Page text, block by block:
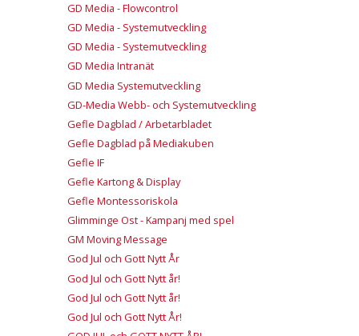
GD Media - Flowcontrol
GD Media - Systemutveckling
GD Media - Systemutveckling
GD Media Intranät
GD Media Systemutveckling
GD-Media Webb- och Systemutveckling
Gefle Dagblad / Arbetarbladet
Gefle Dagblad på Mediakuben
Gefle IF
Gefle Kartong & Display
Gefle Montessoriskola
Glimminge Ost - Kampanj med spel
GM Moving Message
God Jul och Gott Nytt År
God Jul och Gott Nytt år!
God Jul och Gott Nytt år!
God Jul och Gott Nytt År!